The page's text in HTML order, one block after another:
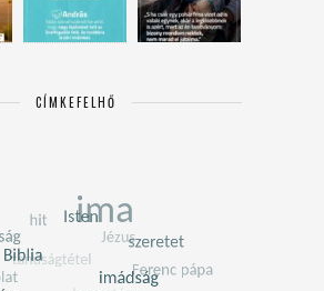
CÍMKEFELHŐ